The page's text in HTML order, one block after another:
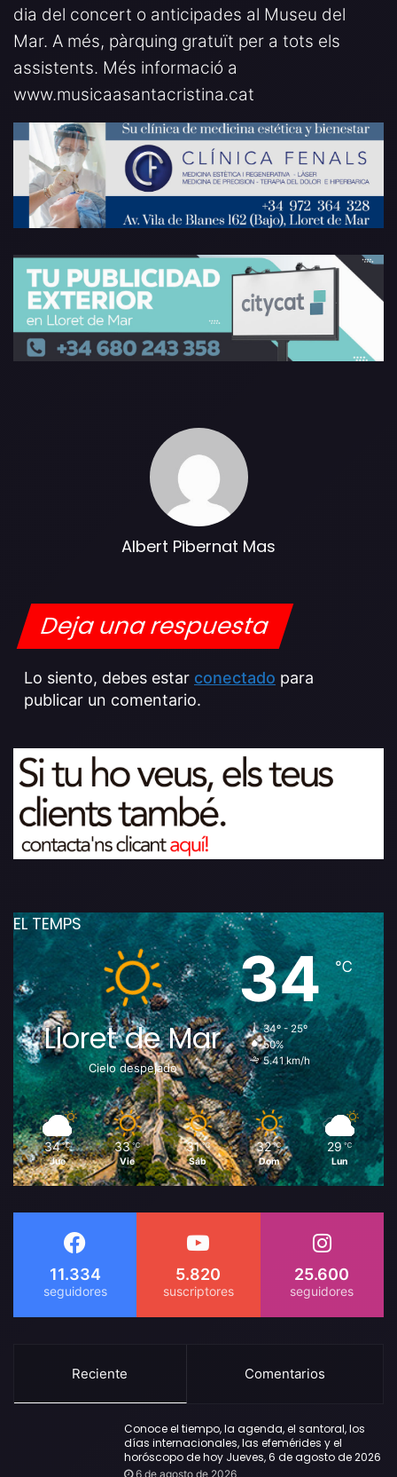
dia del concert o anticipades al Museu del
Mar. A més, pàrquing gratuït per a tots els
assistents. Més informació a
www.musicaasantacristina.cat
Albert Pibernat Mas
Deja una respuesta
Lo siento, debes estar conectado para
publicar un comentario.
EL TEMPS
Lloret de Mar
Cielo despejado
34℃
34º - 25º
50%
5.41 km/h
34 ℃
Jue
33 ℃
Vie
31 ℃
Sáb
32 ℃
Dom
29 ℃
Lun
11.334 5.820 25.600
Reciente Comentarios
Conoce el tiempo, la agenda, el santoral, los
días internacionales, las efemérides y el
horóscopo de hoy Jueves, 6 de agosto de 2026
6 de agosto de 2026